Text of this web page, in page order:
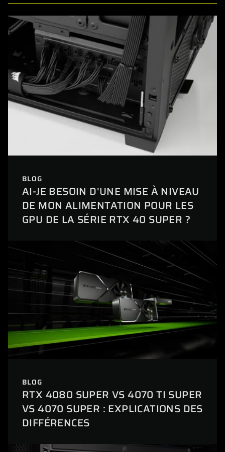
BLOG
AI-JE BESOIN D'UNE MISE À NIVEAU
DE MON ALIMENTATION POUR LES
GPU DE LA SÉRIE RTX 40 SUPER ?
BLOG
RTX 4080 SUPER VS 4070 TI SUPER
VS 4070 SUPER : EXPLICATIONS DES
DIFFÉRENCES